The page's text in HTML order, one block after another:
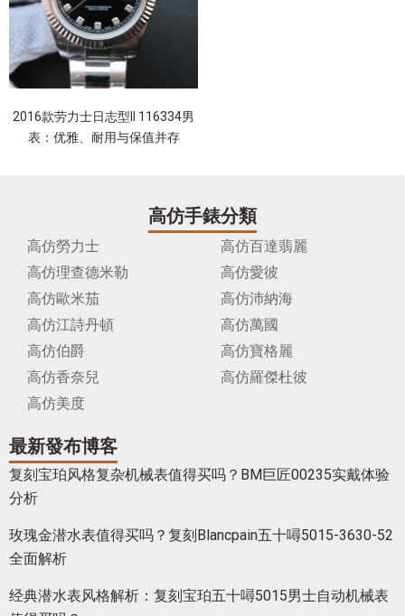
2016款劳力士日志型II 116334男
表：优雅、耐用与保值并存
高仿手錶分類
高仿勞力士
高仿百達翡麗
高仿理查德米勒
高仿愛彼
高仿歐米茄
高仿沛納海
高仿江詩丹頓
高仿萬國
高仿伯爵
高仿寶格麗
高仿香奈兒
高仿羅傑杜彼
高仿美度
最新發布博客
复刻宝珀风格复杂机械表值得买吗？BM巨匠00235实戴体验
分析
玫瑰金潜水表值得买吗？复刻Blancpain五十噚5015-3630-52
全面解析
经典潜水表风格解析：复刻宝珀五十噚5015男士自动机械表